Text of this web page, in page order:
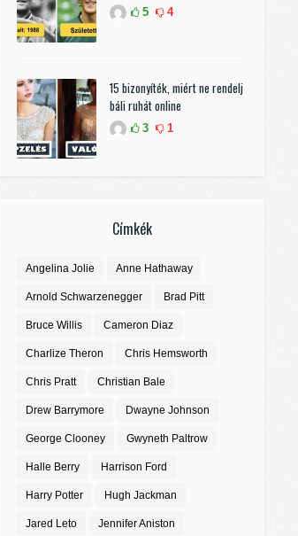
5 4
15 bizonyíték, miért ne rendelj
báli ruhát online
3 1
Címkék
Angelina Jolie Anne Hathaway
Arnold Schwarzenegger Brad Pitt
Bruce Willis Cameron Diaz
Charlize Theron Chris Hemsworth
Chris Pratt Christian Bale
Drew Barrymore Dwayne Johnson
George Clooney Gwyneth Paltrow
Halle Berry Harrison Ford
Harry Potter Hugh Jackman
Jared Leto Jennifer Aniston